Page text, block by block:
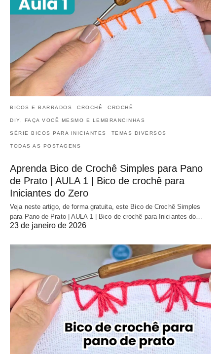
BICOS E BARRADOS CROCHÊ CROCHÊ
DIY, FAÇA VOCÊ MESMO E LEMBRANCINHAS
SÉRIE BICOS PARA INICIANTES TEMAS DIVERSOS
TODAS AS POSTAGENS
Aprenda Bico de Crochê Simples para Pano
de Prato | AULA 1 | Bico de crochê para
Iniciantes do Zero
Veja neste artigo, de forma gratuita, este Bico de Crochê Simples
para Pano de Prato | AULA 1 | Bico de crochê para Iniciantes do…
23 de janeiro de 2026